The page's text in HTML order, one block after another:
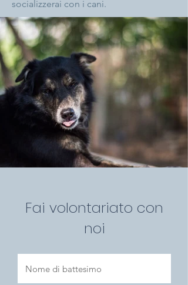
socializzerai con i cani.
Fai volontariato con
noi